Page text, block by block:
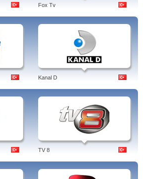
Fox Tv
Kanal D
TV 8